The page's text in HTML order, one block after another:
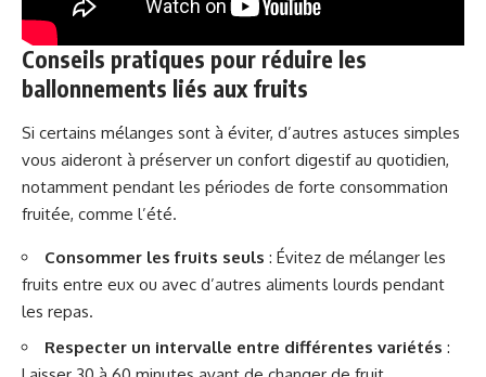
Conseils pratiques pour réduire les
ballonnements liés aux fruits
Si certains mélanges sont à éviter, d’autres astuces simples
vous aideront à préserver un confort digestif au quotidien,
notamment pendant les périodes de forte consommation
fruitée, comme l’été.
Consommer les fruits seuls : Évitez de mélanger les
fruits entre eux ou avec d’autres aliments lourds pendant
les repas.
Respecter un intervalle entre différentes variétés :